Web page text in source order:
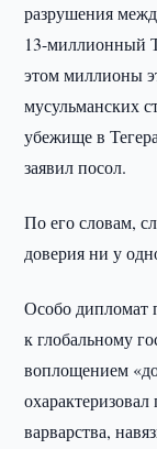
разрушения
13-миллионный
этом миллионы
мусульманских
убежище в
заявил посол.
По его словам,
доверия ни у
Особо дипломат
к глобальному
воплощением
варварства,